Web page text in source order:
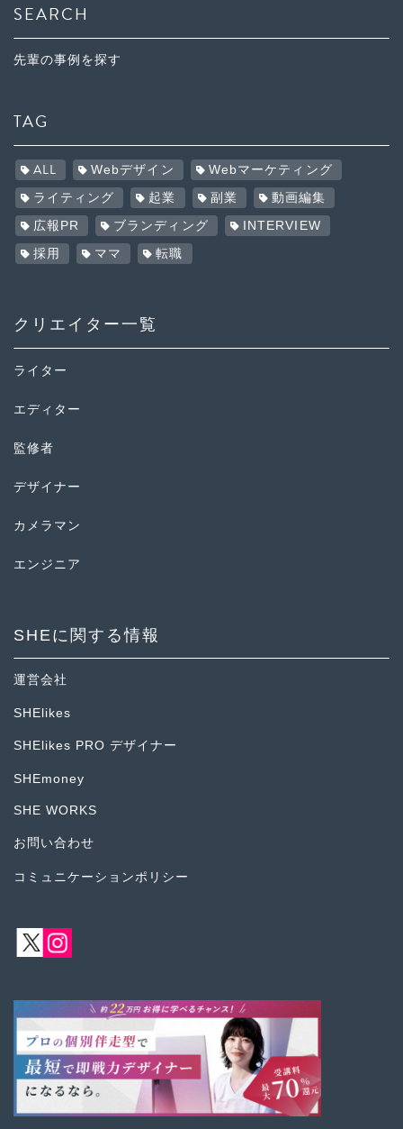
SEARCH
先輩の事例を探す
TAG
ALL Webデザイン Webマーケティング
ライティング 起業 副業 動画編集
広報PR ブランディング INTERVIEW
採用 ママ 転職
クリエイター一覧
ライター
エディター
監修者
デザイナー
カメラマン
エンジニア
SHEに関する情報
運営会社
SHElikes
SHElikes PRO デザイナー
SHEmoney
SHE WORKS
お問い合わせ
コミュニケーションポリシー